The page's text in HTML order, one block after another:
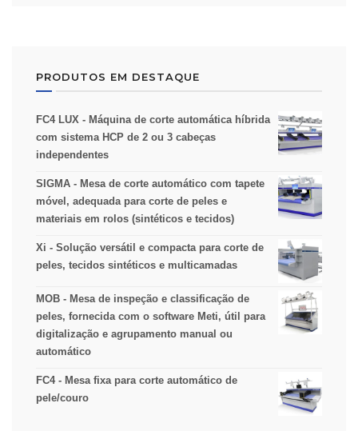
PRODUTOS EM DESTAQUE
FC4 LUX - Máquina de corte automática híbrida
com sistema HCP de 2 ou 3 cabeças
independentes
SIGMA - Mesa de corte automático com tapete
móvel, adequada para corte de peles e
materiais em rolos (sintéticos e tecidos)
Xi - Solução versátil e compacta para corte de
peles, tecidos sintéticos e multicamadas
MOB - Mesa de inspeção e classificação de
peles, fornecida com o software Meti, útil para
digitalização e agrupamento manual ou
automático
FC4 - Mesa fixa para corte automático de
pele/couro